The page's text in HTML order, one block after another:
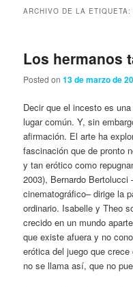
ARCHIVO DE LA
Los hermanos
Posted on13 de marzo de
Decir que el incesto es
lugar común. Y, sin
afirmación. El arte ha
fascinación que de pronto
y tan erótico como
2003), Bernardo Bertolucci
cinematográfico– dirige la
ordinario. Isabelle y Theo
crecido en un mundo
que existe afuera y no
erótica del juego que
no se llama así, que no